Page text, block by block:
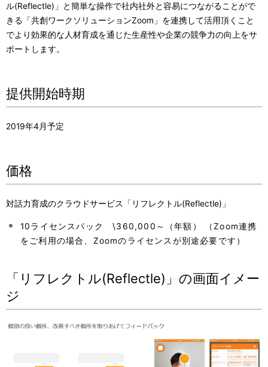
ル(Reflectle)」と簡単な操作で社内社外と容易につながることがで
きる「共創ワークソリューションZoom」を連携して活用頂くこと
でより効果的な人材育成を通じた生産性や企業の競争力の向上をサ
ポートします。
提供開始時期
2019年4月予定
価格
対話力育成のクラウドサービス「リフレクトル(Reflectle)」
10ライセンスパック \360,000～（年額） （Zoom連携
をご利用の場合、Zoomのライセンスが別途必要です）
「リフレクトル(Reflectle)」の画面イメー
ジ